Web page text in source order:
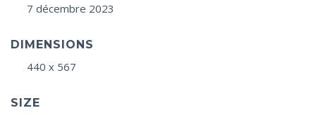
7 décembre 2023
DIMENSIONS
440 x 567
SIZE